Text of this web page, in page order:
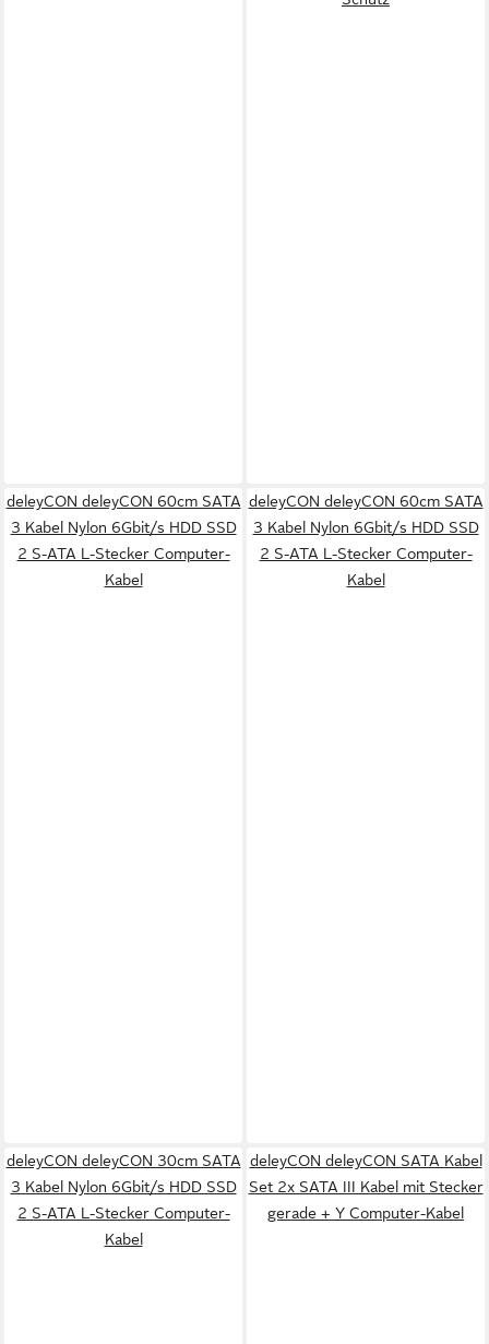
deleyCON deleyCON 60cm SATA
3 Kabel Nylon 6Gbit/s HDD SSD
2 S-ATA L-Stecker Computer-
Kabel
deleyCON deleyCON 60cm SATA
3 Kabel Nylon 6Gbit/s HDD SSD
2 S-ATA L-Stecker Computer-
Kabel
deleyCON deleyCON 30cm SATA
3 Kabel Nylon 6Gbit/s HDD SSD
2 S-ATA L-Stecker Computer-
Kabel
deleyCON deleyCON SATA Kabel
Set 2x SATA III Kabel mit Stecker
gerade + Y Computer-Kabel